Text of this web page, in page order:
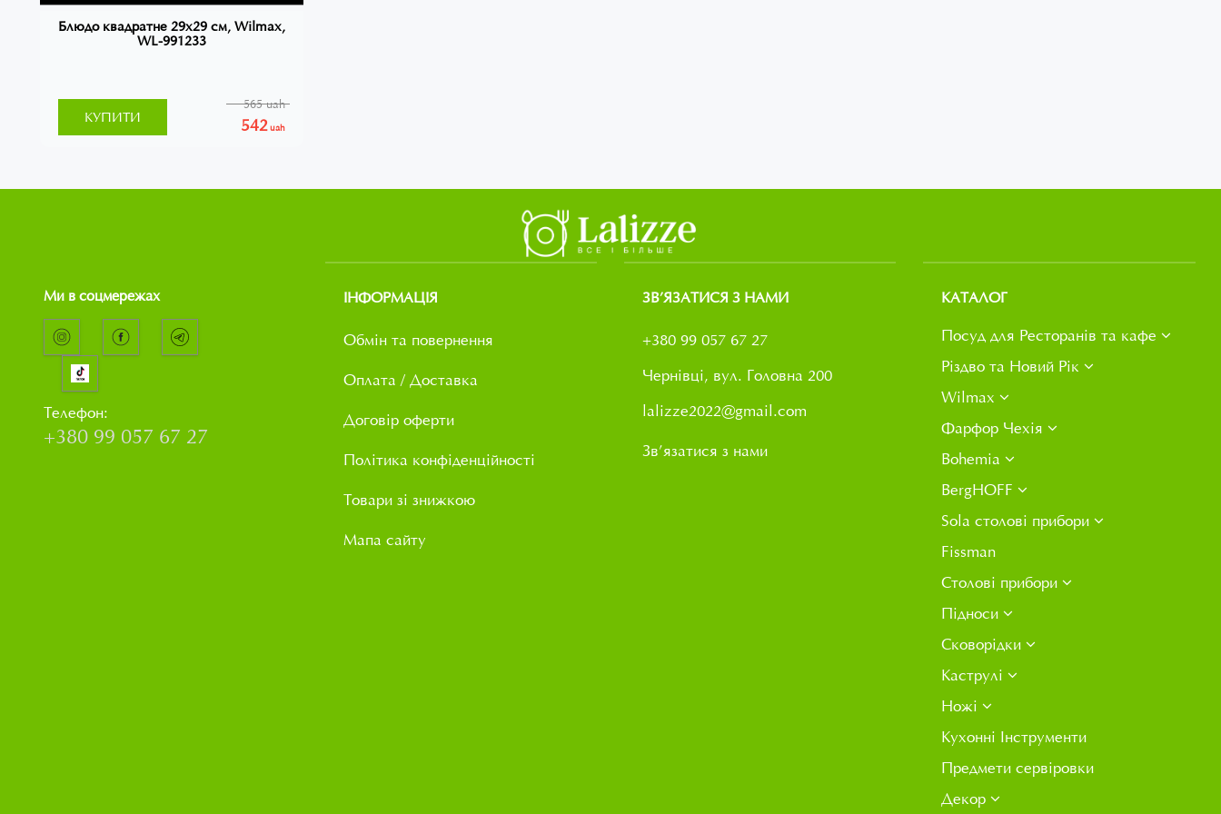
Блюдо квадратне 29х29 см, Wilmax,
WL-991233
542uah
565 uah
КУПИТИ
Ми в соцмережах
Телефон:
+380 99 057 67 27
ІНФОРМАЦІЯ
Обмін та повернення
Оплата / Доставка
Договір оферти
Політика конфіденційності
Товари зі знижкою
Мапа сайту
ЗВ’ЯЗАТИСЯ З НАМИ
+380 99 057 67 27
Чернівці, вул. Головна 200
lalizze2022@gmail.com
Зв’язатися з нами
КАТАЛОГ
Посуд для Ресторанів та кафе
Різдво та Новий Рік
Wilmax
Фарфор Чехія
Bohemia
BergHOFF
Sola столові прибори
Fissman
Столові прибори
Підноси
Сковорідки
Каструлі
Ножі
Кухонні Інструменти
Предмети сервіровки
Декор